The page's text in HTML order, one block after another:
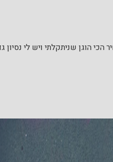
הוגן שניתקלתי ויש לי